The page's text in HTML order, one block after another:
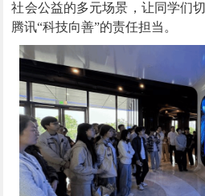
社会公益的多元场景，让同学们
腾讯“科技向善”的责任担当。